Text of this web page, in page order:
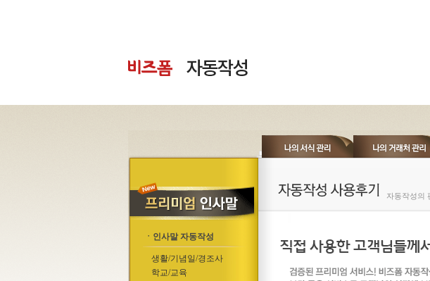
ㆍ인사말 자동작성
생활/기념일/경조사
학교/교육
자동작성의